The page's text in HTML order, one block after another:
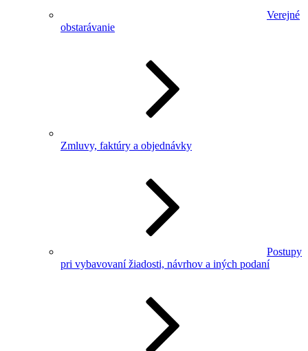
Verejné
obstarávanie
Zmluvy, faktúry a objednávky
Postupy
pri vybavovaní žiadosti, návrhov a iných podaní